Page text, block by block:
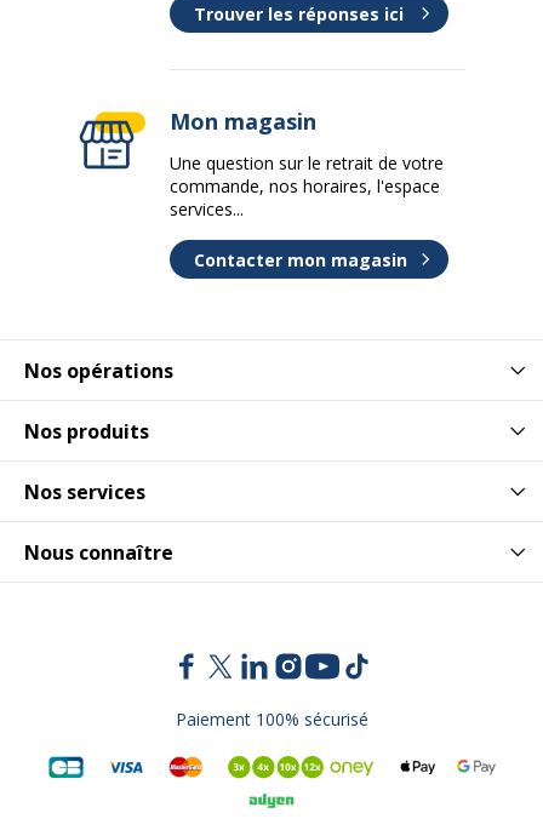
Nos opérations
Nos produits
Nos services
Nous connaître
Trouver les réponses ici
Mon magasin
Une question sur le retrait de votre
commande, nos horaires, l'espace
services...
Contacter mon magasin
Paiement 100% sécurisé